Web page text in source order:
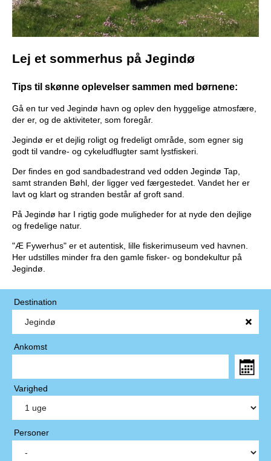
Lej et sommerhus på Jegindø
Tips til skønne oplevelser sammen med børnene:
Gå en tur ved Jegindø havn og oplev den hyggelige atmosfære,
der er, og de aktiviteter, som foregår.
Jegindø er et dejlig roligt og fredeligt område, som egner sig
godt til vandre- og cykeludflugter samt lystfiskeri.
Der findes en god sandbadestrand ved odden Jegindø Tap,
samt stranden Bøhl, der ligger ved færgestedet. Vandet her er
lavt og klart og stranden består af groft sand.
På Jegindø har I rigtig gode muligheder for at nyde den dejlige
og fredelige natur.
"Æ Fywerhus" er et autentisk, lille fiskerimuseum ved havnen.
Her udstilles minder fra den gamle fisker- og bondekultur på
Jegindø.
Destination
Ankomst
Varighed
Personer